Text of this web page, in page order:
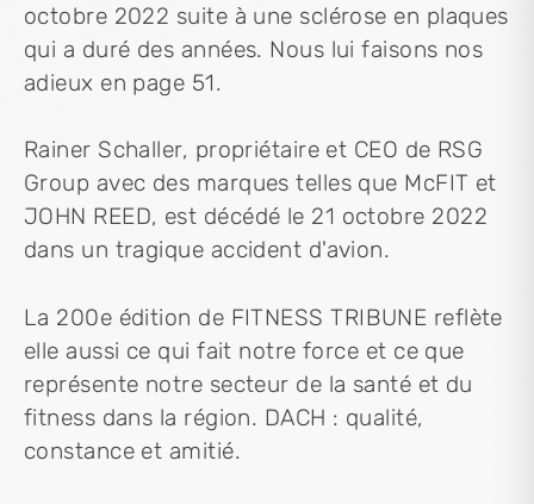
octobre 2022 suite à une sclérose en plaques
qui a duré des années. Nous lui faisons nos
adieux en page 51.
Rainer Schaller, propriétaire et CEO de RSG
Group avec des marques telles que McFIT et
JOHN REED, est décédé le 21 octobre 2022
dans un tragique accident d'avion.
La 200e édition de FITNESS TRIBUNE reflète
elle aussi ce qui fait notre force et ce que
représente notre secteur de la santé et du
fitness dans la région. DACH : qualité,
constance et amitié.